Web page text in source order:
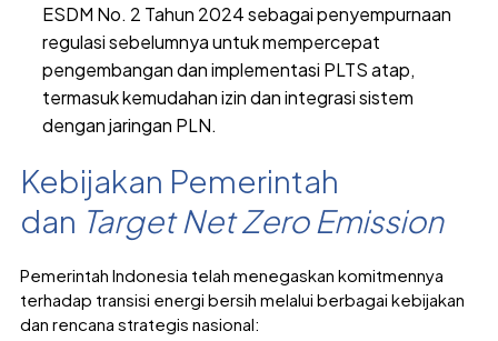
ESDM No. 2 Tahun 2024 sebagai penyempurnaan
regulasi sebelumnya untuk mempercepat
pengembangan dan implementasi PLTS atap,
termasuk kemudahan izin dan integrasi sistem
dengan jaringan PLN.
Kebijakan Pemerintah
dan Target Net Zero Emission
Pemerintah Indonesia telah menegaskan komitmennya
terhadap transisi energi bersih melalui berbagai kebijakan
dan rencana strategis nasional: